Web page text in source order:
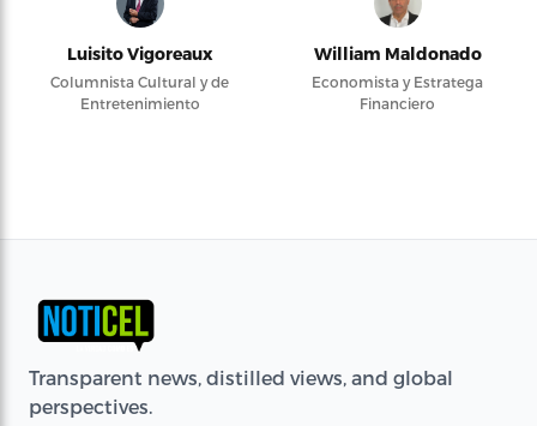
Luisito Vigoreaux
Columnista Cultural y de
Entretenimiento
William Maldonado
Economista y Estratega
Financiero
Transparent news, distilled views, and global
perspectives.